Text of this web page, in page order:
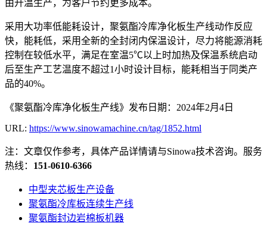
由升温生产，为客户节约更多成本。
采用大功率低能耗设计，聚氨酯冷库净化板生产线动作反应
快，能耗低，采用全新的全封闭内保温设计，尽力将能源消耗
控制在较低水平，满足在室温5℃以上时加热及保温系统启动
后至生产工艺温度不超过1小时设计目标，能耗相当于同类产
品的40%。
《聚氨酯冷库净化板生产线》发布日期：2024年2月4日
URL: https://www.sinowamachine.cn/tag/1852.html
注：文章仅作参考，具体产品详情请与Sinowa技术咨询。服务
热线： 151-0610-6366
中型夹芯板生产设备
聚氨酯冷库板连续生产线
聚氨酯封边岩棉板机器